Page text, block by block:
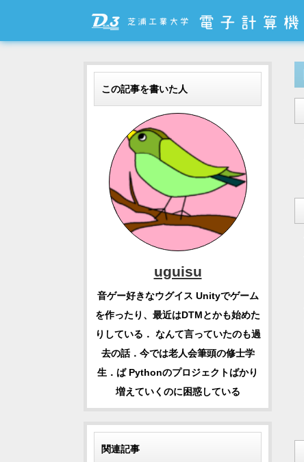
この記事を書いた人
uguisu
音ゲー好きなウグイス Unityでゲーム
を作ったり、最近はDTMとかも始めた
りしている． なんて言っていたのも過
去の話．今では老人会筆頭の修士学
生．ば Pythonのプロジェクトばかり
増えていくのに困惑している
関連記事